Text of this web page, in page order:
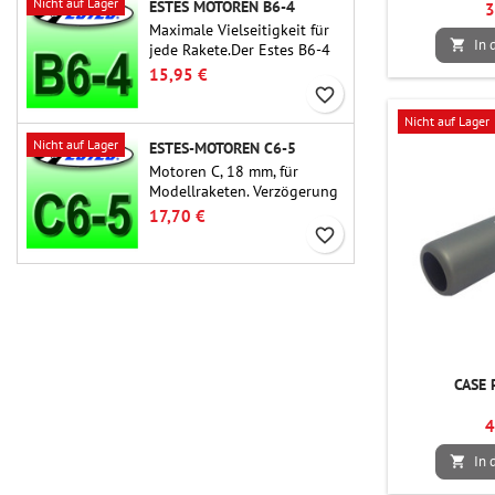
ESTES MOTOREN B6-4
Maximale Vielseitigkeit für
jede Rakete.Der Estes B6-4
ist einer der am häufigsten
Raketenmotoren überhaupt
und für die große Mehrheit
der Estes- und ähnlichen
Raketen geeignet.
15,95 €
favorite_border
Nicht auf Lager
ESTES-MOTOREN C6-5
Motoren C, 18 mm, für
Modellraketen. Verzögerung
5 Sekunden, für einstufige
Raketen.
17,70 €
favorite_border
 In
Nicht auf Lager
CASE
 In